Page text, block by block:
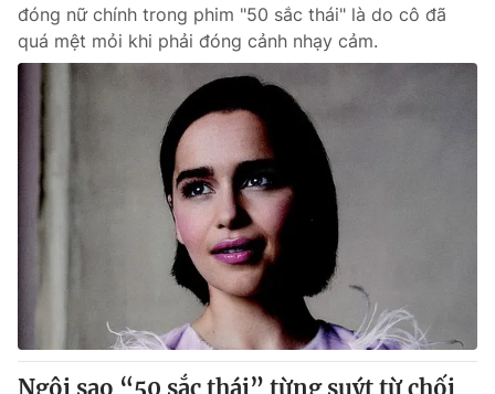
đóng nữ chính trong phim "50 sắc thái" là do cô đã
quá mệt mỏi khi phải đóng cảnh nhạy cảm.
Ngôi sao “50 sắc thái” từng suýt từ chối